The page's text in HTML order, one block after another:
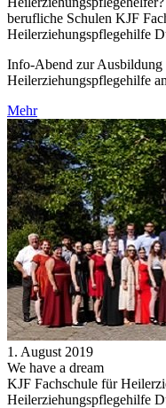
berufliche Schulen KJF
Heilerziehungspflegehilfe
Info-Abend zur Ausbildung
Heilerziehungspflegehilfe
Mehr
1. August 2019
We have a dream
KJF Fachschule für
Heilerziehungspflegehilfe